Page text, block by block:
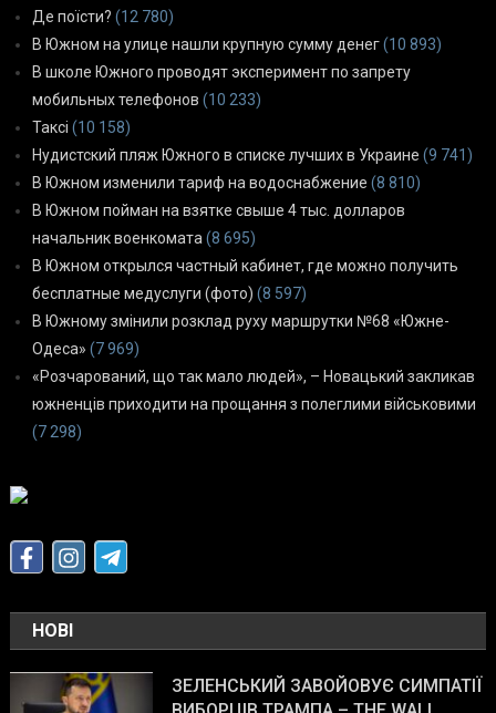
Де поїсти? (12 780)
В Южном на улице нашли крупную сумму денег(10 893)
В школе Южного проводят эксперимент по запрету
мобильных телефонов (10 233)
Таксі (10 158)
Нудистский пляж Южного в списке лучших в Украине (9 741)
В Южном изменили тариф на водоснабжение (8 810)
В Южном пойман на взятке свыше 4 тыс. долларов
начальник военкомата(8 695)
В Южном открылся частный кабинет, где можно получить
бесплатные медуслуги (фото) (8 597)
В Южному змінили розклад руху маршрутки №68 «Южне-
Одеса» (7 969)
«Розчарований, що так мало людей», – Новацький закликав
южненців приходити на прощання з полеглими військовими
(7 298)
НОВІ
ЗЕЛЕНСЬКИЙ ЗАВОЙОВУЄ СИМПАТІЇ